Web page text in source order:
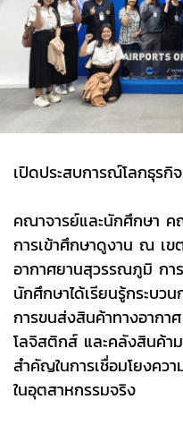
เปิดประสบการณ์โลกธุรกิ
คณาจารย์และนักศึกษา ค
การเข้าศึกษาดูงาน ณ เ
อากาศยานสุวรรณภูมิ กา
นักศึกษาได้เรียนรู้กระบว
การขนส่งสินค้าทางอากา
โลจิสติกส์ และคลังสินค้า
สำคัญในการเชื่อมโยงคว
ในอุตสาหกรรมจริง